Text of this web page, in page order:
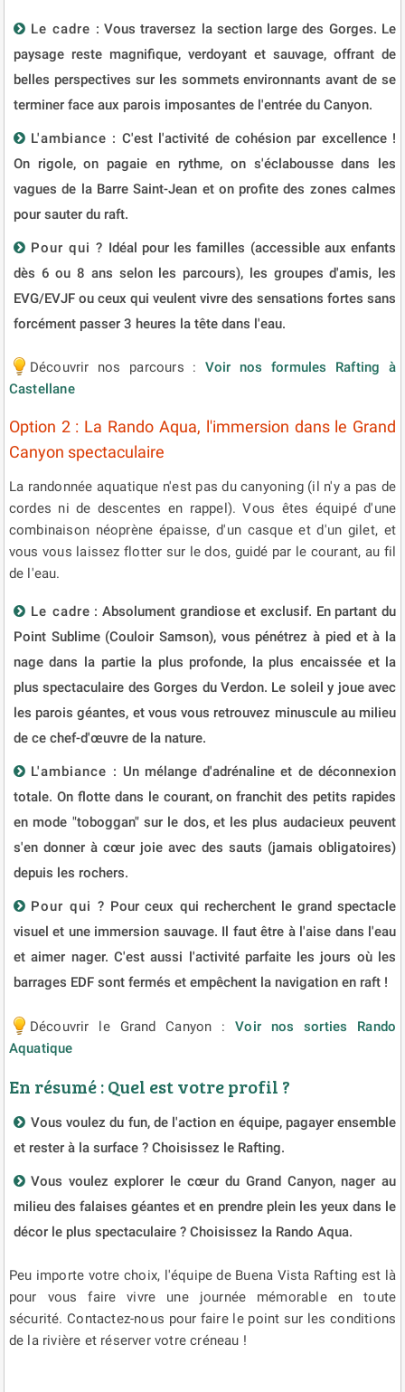
Le cadre : Vous traversez la section large des Gorges. Le
paysage reste magnifique, verdoyant et sauvage, offrant de
belles perspectives sur les sommets environnants avant de se
terminer face aux parois imposantes de l'entrée du Canyon.
L'ambiance : C'est l'activité de cohésion par excellence !
On rigole, on pagaie en rythme, on s'éclabousse dans les
vagues de la Barre Saint-Jean et on profite des zones calmes
pour sauter du raft.
Pour qui ? Idéal pour les familles (accessible aux enfants
dès 6 ou 8 ans selon les parcours), les groupes d'amis, les
EVG/EVJF ou ceux qui veulent vivre des sensations fortes sans
forcément passer 3 heures la tête dans l'eau.
Découvrir nos parcours : Voir nos formules Rafting à
Castellane
Option 2 : La Rando Aqua, l'immersion dans le Grand
Canyon spectaculaire
La randonnée aquatique n'est pas du canyoning (il n'y a pas de
cordes ni de descentes en rappel). Vous êtes équipé d'une
combinaison néoprène épaisse, d'un casque et d'un gilet, et
vous vous laissez flotter sur le dos, guidé par le courant, au fil
de l'eau.
Le cadre : Absolument grandiose et exclusif. En partant du
Point Sublime (Couloir Samson), vous pénétrez à pied et à la
nage dans la partie la plus profonde, la plus encaissée et la
plus spectaculaire des Gorges du Verdon. Le soleil y joue avec
les parois géantes, et vous vous retrouvez minuscule au milieu
de ce chef-d'œuvre de la nature.
L'ambiance : Un mélange d'adrénaline et de déconnexion
totale. On flotte dans le courant, on franchit des petits rapides
en mode "toboggan" sur le dos, et les plus audacieux peuvent
s'en donner à cœur joie avec des sauts (jamais obligatoires)
depuis les rochers.
Pour qui ? Pour ceux qui recherchent le grand spectacle
visuel et une immersion sauvage. Il faut être à l'aise dans l'eau
et aimer nager. C'est aussi l'activité parfaite les jours où les
barrages EDF sont fermés et empêchent la navigation en raft !
Découvrir le Grand Canyon :Voir nos sorties Rando
Aquatique
En résumé : Quel est votre profil ?
Vous voulez du fun, de l'action en équipe, pagayer ensemble
et rester à la surface ? Choisissez le Rafting.
Vous voulez explorer le cœur du Grand Canyon, nager au
milieu des falaises géantes et en prendre plein les yeux dans le
décor le plus spectaculaire ? Choisissez la Rando Aqua.
Peu importe votre choix, l'équipe de Buena Vista Rafting est là
pour vous faire vivre une journée mémorable en toute
sécurité. Contactez-nous pour faire le point sur les conditions
de la rivière et réserver votre créneau !